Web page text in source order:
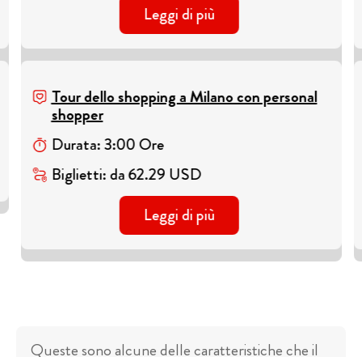
Leggi di più
Tour dello shopping a Milano con personal
shopper
Durata:3:00Ore
Biglietti:da62.29 USD
Leggi di più
Queste sono alcune delle caratteristiche che il